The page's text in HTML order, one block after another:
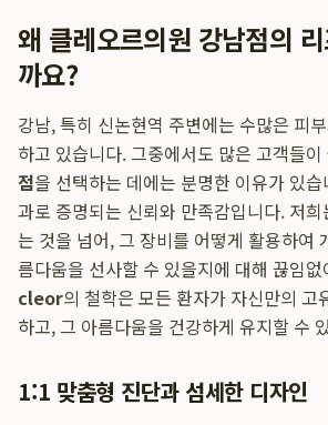
왜 클레오르의원 강남점의
까요?
강남, 특히 신논현역 주변에는 수많은 피
하고 있습니다. 그중에서도 많은 고객들이
점을 선택하는 데에는 분명한 이유가 있
과로 증명되는 신뢰와 만족감입니다. 저
는 것을 넘어, 그 장비를 어떻게 활용하여
름다움을 선사할 수 있을지에 대해 끊임
cleor의 철학은 모든 환자가 자신만의 고
하고, 그 아름다움을 건강하게 유지할 수
1:1 맞춤형 진단과 섬세한 디자인